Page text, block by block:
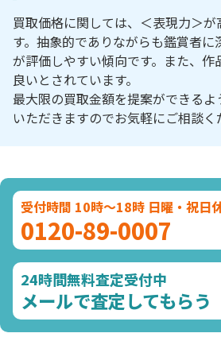
買取価格に関しては、＜表現力＞
す。抽象的でありながらも鑑賞者
が評価しやすい傾向です。また、作
良いとされています。
最大限の買取金額を提案ができる
いただきますのでお気軽にご相談く
受付時間 10時～18時 日曜・祝日
0120-89-0007
24時間無料査定受付中
メールで査定してもらう